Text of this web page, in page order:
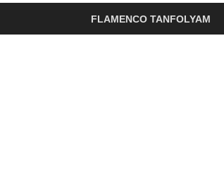
FLAMENCO TANFOLYAM